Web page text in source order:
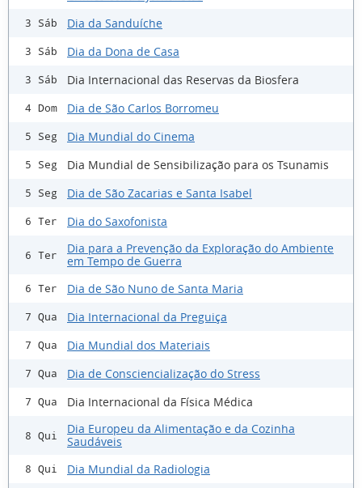
3 Sáb Dia da Sanduíche
3 Sáb Dia da Dona de Casa
3 Sáb Dia Internacional das Reservas da Biosfera
4 Dom Dia de São Carlos Borromeu
5 Seg Dia Mundial do Cinema
5 Seg Dia Mundial de Sensibilização para os Tsunamis
5 Seg Dia de São Zacarias e Santa Isabel
6 Ter Dia do Saxofonista
6 Ter
Dia para a Prevenção da Exploração do Ambiente
em Tempo de Guerra
6 Ter Dia de São Nuno de Santa Maria
7 Qua Dia Internacional da Preguiça
7 Qua Dia Mundial dos Materiais
7 Qua Dia de Consciencialização do Stress
7 Qua Dia Internacional da Física Médica
8 Qui
Dia Europeu da Alimentação e da Cozinha
Saudáveis
8 Qui Dia Mundial da Radiologia